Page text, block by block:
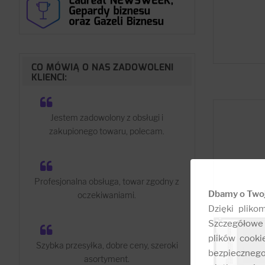
CO MÓWIĄ O NAS ZADOWOLENI
KLIENCI:
Jestem zadowolony z obsługi i
zakupionego towaru, polecam.
Profesjonalna obsługa, towar zgodny z
oczekiwaniami.
Szybka przesyłka, dobre ceny, szeroki
asortyment.
Dbamy o
Dzięki
plików